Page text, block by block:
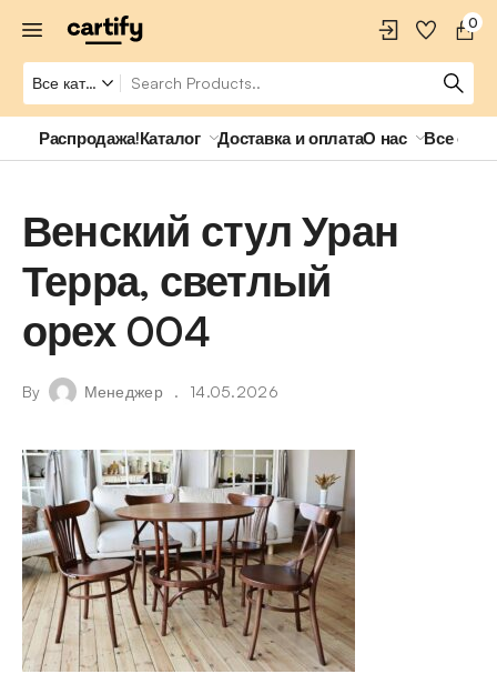
0
Распродажа!Каталог Доставка и оплатаО нас Все о
Венский стул Уран
Терра, светлый
орех 004
By Менеджер 14.05.2026